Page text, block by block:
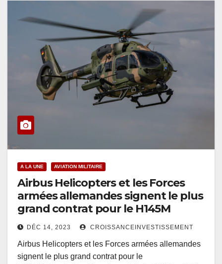
A LA UNE AVIATION MILITAIRE
Airbus Helicopters et les Forces
armées allemandes signent le plus
grand contrat pour le H145M
DÉC 14, 2023 CROISSANCEINVESTISSEMENT
Airbus Helicopters et les Forces armées allemandes
signent le plus grand contrat pour le